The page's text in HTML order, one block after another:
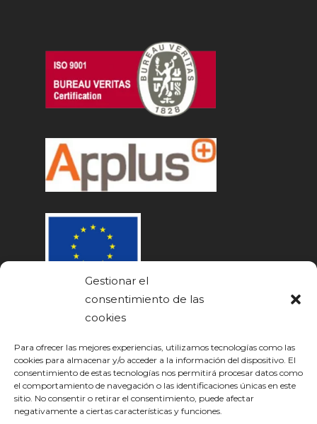
Gestionar el
consentimiento de las
cookies
Para ofrecer las mejores experiencias, utilizamos tecnologías como las
cookies para almacenar y/o acceder a la información del dispositivo. El
consentimiento de estas tecnologías nos permitirá procesar datos como
el comportamiento de navegación o las identificaciones únicas en este
sitio. No consentir o retirar el consentimiento, puede afectar
negativamente a ciertas características y funciones.